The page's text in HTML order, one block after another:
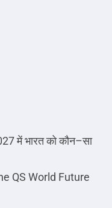
मेंभारतकोकौन–सा
QS World Future